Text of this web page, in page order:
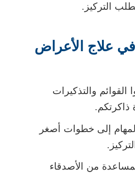
التركيز.
علاج الأعراض
القوائم والتذكيرات
ذاكرتكم.
إلى خطوات أصغر
من الأصدقاء